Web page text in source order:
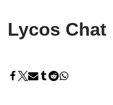
Lycos Chat